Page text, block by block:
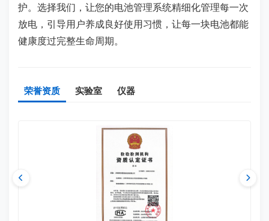
护。选择我们，让您的电池管理系统精细化管理每一次
放电，引导用户养成良好使用习惯，让每一块电池都能
健康度过完整生命周期。
荣誉资质 实验室 仪器